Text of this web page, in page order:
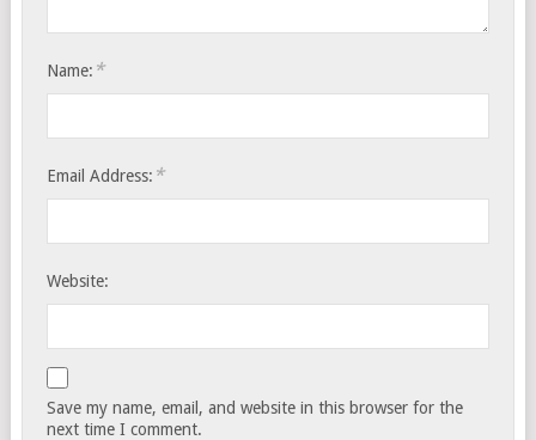
Name: *
Email Address: *
Website:
Save my name, email, and website in this browser for the
next time I comment.